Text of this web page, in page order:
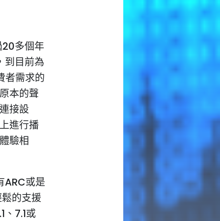
多個年
到目前為
者需求的
本的聲
接設
進行播
驗相
ARC或是
的支援
7.1或